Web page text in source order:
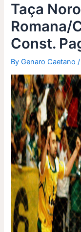
Taça
Romana/
Const.
ByGenaro Caetano/